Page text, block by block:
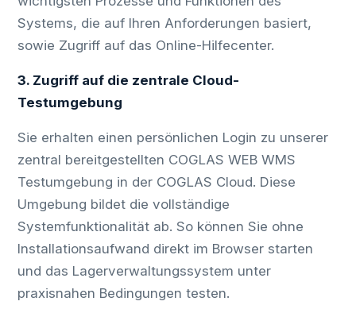
Systems, die auf Ihren Anforderungen basiert,
sowie Zugriff auf das Online-Hilfecenter.
3. Zugriff auf die zentrale Cloud-
Testumgebung
Sie erhalten einen persönlichen Login zu unserer
zentral bereitgestellten COGLAS WEB WMS
Testumgebung in der COGLAS Cloud. Diese
Umgebung bildet die vollständige
Systemfunktionalität ab. So können Sie ohne
Installationsaufwand direkt im Browser starten
und das Lagerverwaltungssystem unter
praxisnahen Bedingungen testen.